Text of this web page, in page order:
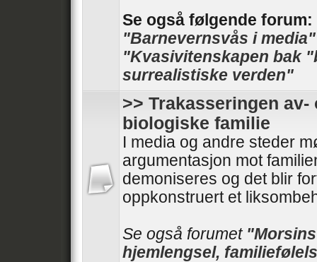
Se også følgende forum:
"Barnevernsvås i media"
"Kvasivitenskapen bak
surrealistiske verden"
>> Trakasseringen
biologiske familie
I media og andre steder
argumentasjon mot
demoniseres og det blir
oppkonstruert et
Se også forumet
hjemlengsel,